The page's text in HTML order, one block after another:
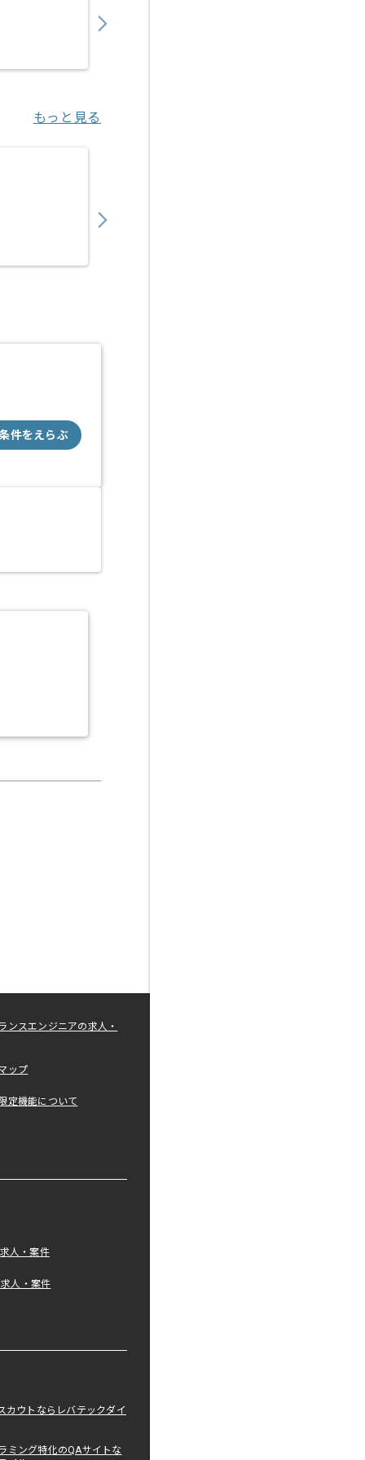
もっと見る
件をえらぶ
ンスエンジニアの求人・
ップ
定機能について
人・案件
人・案件
カウトならレバテックダイ
ミング特化のQAサイトな